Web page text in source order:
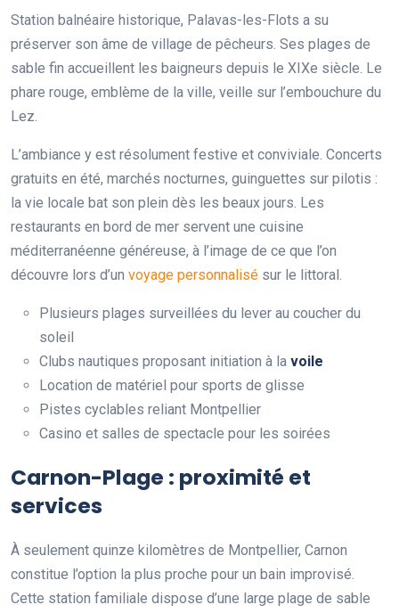
Station balnéaire historique, Palavas-les-Flots a su
préserver son âme de village de pêcheurs. Ses plages de
sable fin accueillent les baigneurs depuis le XIXe siècle. Le
phare rouge, emblème de la ville, veille sur l’embouchure du
Lez.
L’ambiance y est résolument festive et conviviale. Concerts
gratuits en été, marchés nocturnes, guinguettes sur pilotis :
la vie locale bat son plein dès les beaux jours. Les
restaurants en bord de mer servent une cuisine
méditerranéenne généreuse, à l’image de ce que l’on
découvre lors d’un voyage personnalisé sur le littoral.
Plusieurs plages surveillées du lever au coucher du
soleil
Clubs nautiques proposant initiation à la voile
Location de matériel pour sports de glisse
Pistes cyclables reliant Montpellier
Casino et salles de spectacle pour les soirées
Carnon-Plage : proximité et
services
À seulement quinze kilomètres de Montpellier, Carnon
constitue l’option la plus proche pour un bain improvisé.
Cette station familiale dispose d’une large plage de sable